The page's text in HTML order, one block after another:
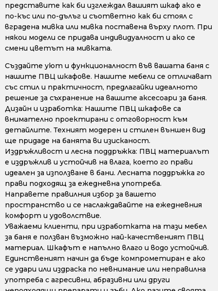
представите как би изглеждал вашият шкаф ако е
по-къс или по-дълъг и съответно как би стоял с
вградена мивка или мивка поставена върху плот. При
някои модели се придава индивидуалност и ако се
смени цветът на мивката.
Създайте уют и функционалност във вашата баня с
нашите ПВЦ шкафове. Нашите мебели се отличават
със стил и практичност, предлагайки идеалното
решение за съхранение на вашите аксесоари за баня.
Дизайн и изработка: Нашите ПВЦ шкафове са
внимателно проектирани с отговорност към
детайлите. Техният модерен и стилен външен вид
ще придаде на банята ви изисканост.
Издръжливост и лесна поддръжка: ПВЦ материалът
е издръжлив и устойчив на влага, което го прави
идеален за използване в бани. Лесната поддръжка го
прави подходящ за ежедневна употреба.
Направете правилния избор за вашето
пространство и се наслаждавайте на ежедневния
комфорт и удоволствие.
Уважаеми клиенти, при изработката на тази мебел
за баня е ползван възможно най-качественият ПВЦ
материал. Шкафът е напълно влаго и водо устойчив.
Единственият начин да бъде компрометиран е ако
се удари или издраска по невнимание или неправилна
употреба с агресивни, абразивни или други